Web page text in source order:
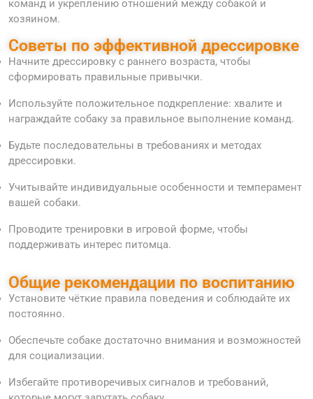
команд и укреплению отношений между собакой и
хозяином.
Советы по эффективной дрессировке
Начните дрессировку с раннего возраста, чтобы
сформировать правильные привычки.
Используйте положительное подкрепление: хвалите и
награждайте собаку за правильное выполнение команд.
Будьте последовательны в требованиях и методах
дрессировки.
Учитывайте индивидуальные особенности и темперамент
вашей собаки.
Проводите тренировки в игровой форме, чтобы
поддерживать интерес питомца.
Общие рекомендации по воспитанию
Установите чёткие правила поведения и соблюдайте их
постоянно.
Обеспечьте собаке достаточно внимания и возможностей
для социализации.
Избегайте противоречивых сигналов и требований,